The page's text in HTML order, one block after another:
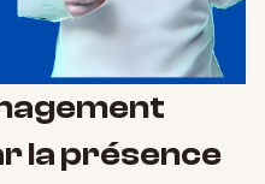
la présence